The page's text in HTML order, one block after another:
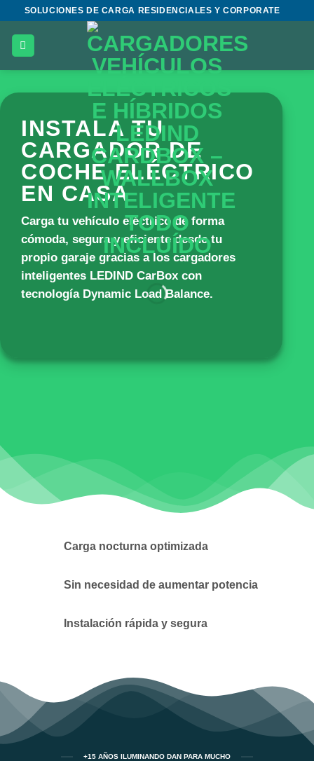
Saltar
contenido
SOLUCIONES DE CARGA RESIDENCIALES Y CORPORATE
INSTALA TU
CARGADOR DE
COCHE ELÉCTRICO
EN CASA
Carga tu vehículo eléctrico de forma
cómoda, segura y eficiente desde tu
propio garaje gracias a los cargadores
inteligentes LEDIND CarBox con
tecnología Dynamic Load Balance.
Carga nocturna optimizada
Sin necesidad de aumentar potencia
Instalación rápida y segura
+15 AÑOS ILUMINANDO DAN PARA MUCHO